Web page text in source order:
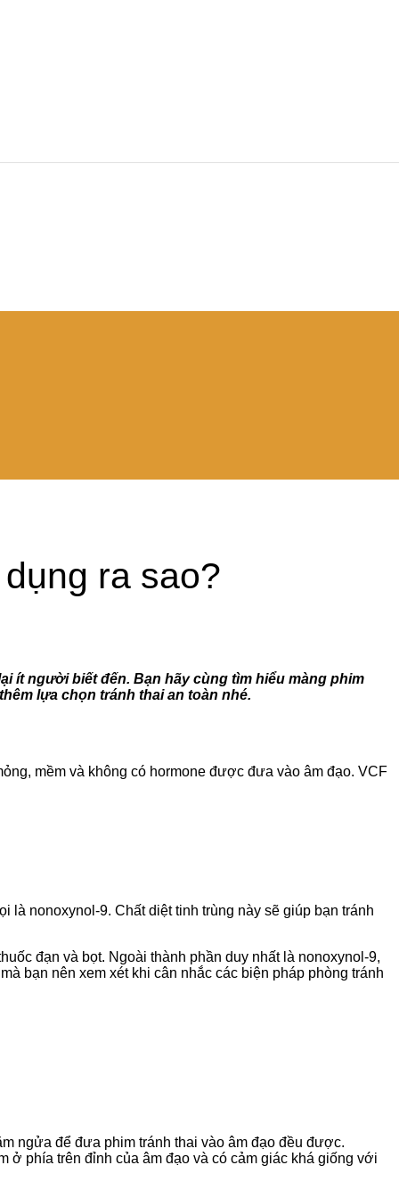
ra sao?
ít người biết đến. Bạn hãy cùng tìm hiểu màng phim
lựa chọn tránh thai an toàn nhé.
mềm và không có hormone được đưa vào âm đạo. VCF
là nonoxynol-9. Chất diệt tinh trùng này sẽ giúp bạn tránh
đạn và bọt. Ngoài thành phần duy nhất là nonoxynol-9,
bạn nên xem xét khi cân nhắc các biện pháp phòng tránh
ngửa để đưa phim tránh thai vào âm đạo đều được.
ở phía trên đỉnh của âm đạo và có cảm giác khá giống với